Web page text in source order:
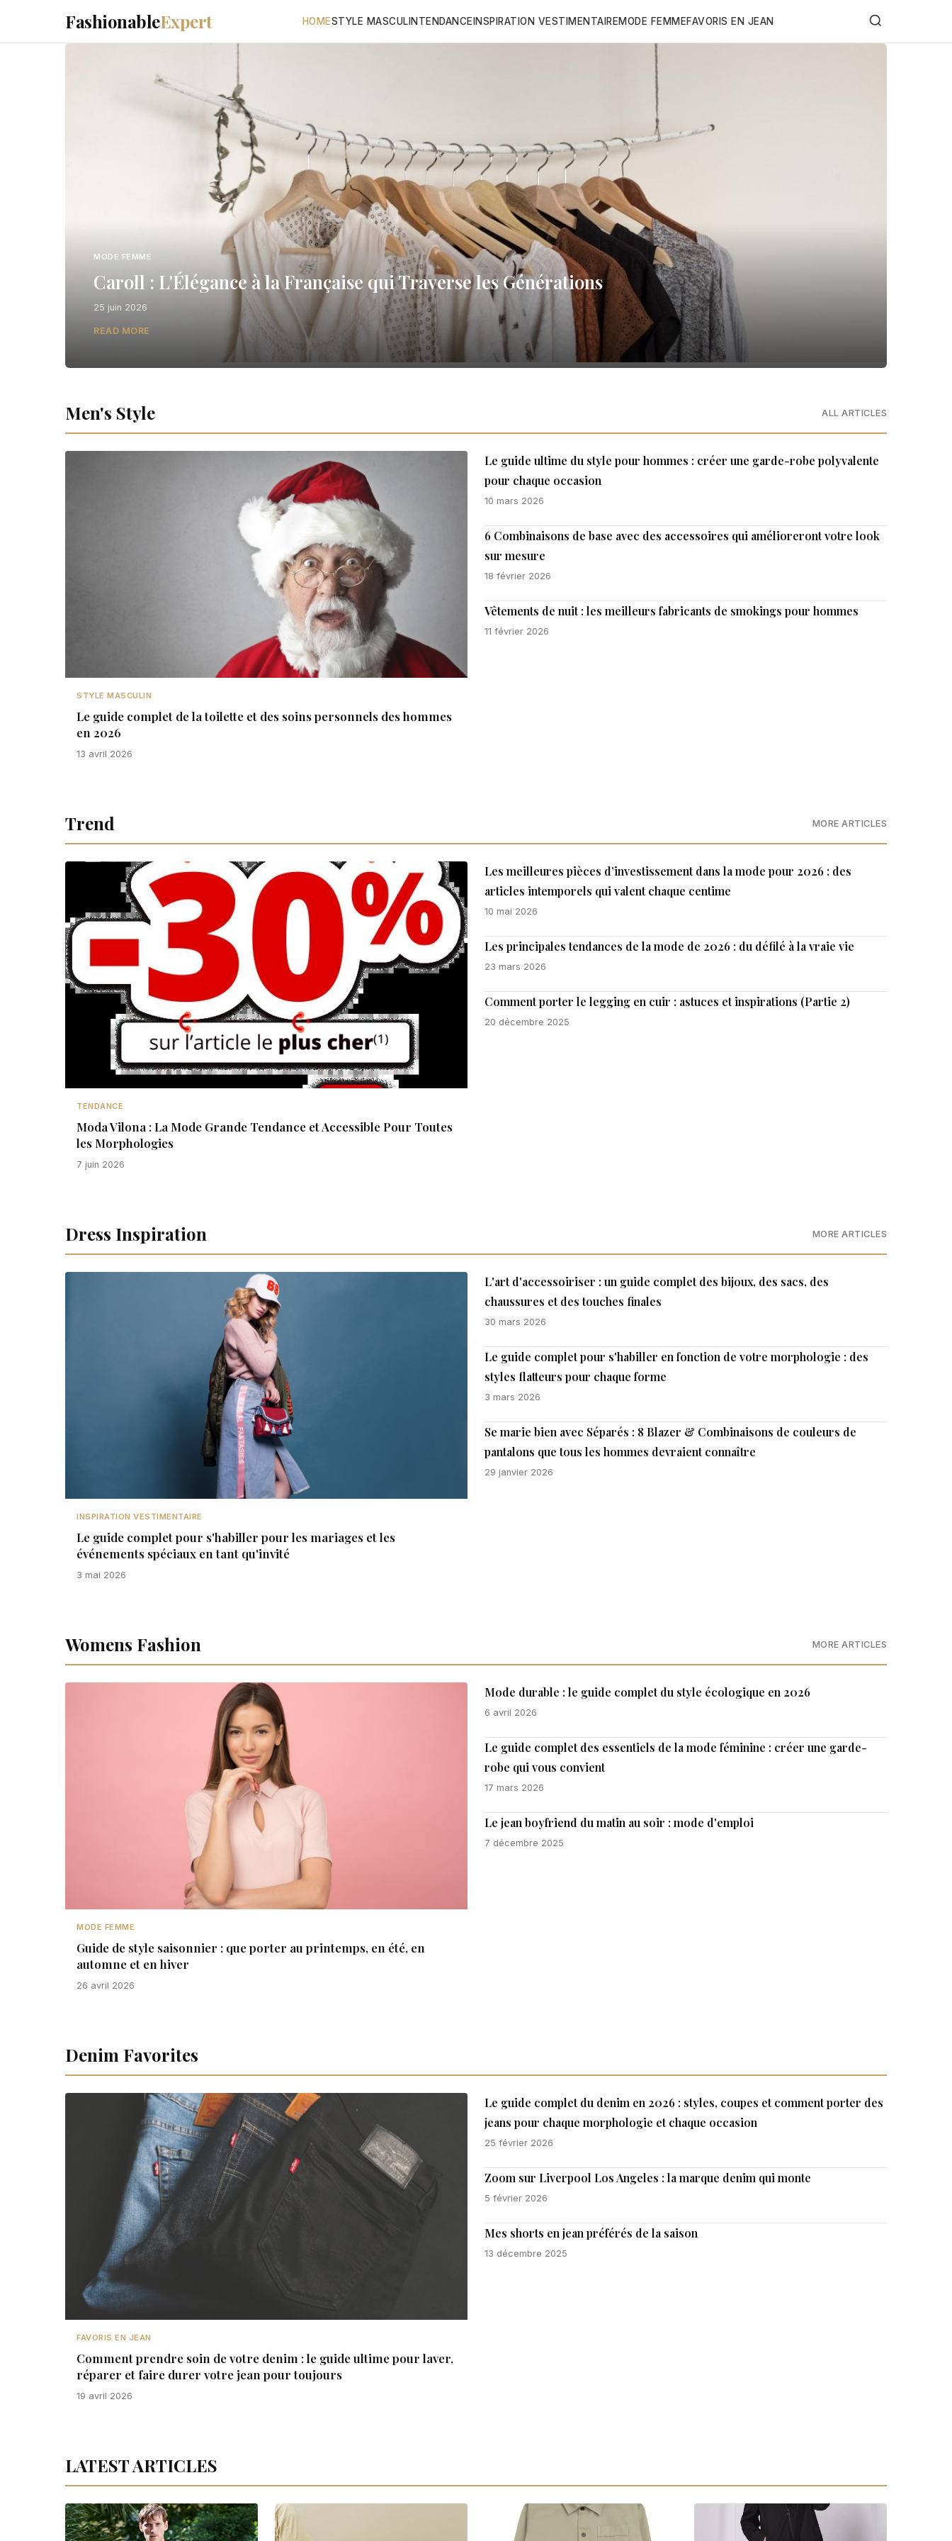
FashionableExpert HOMESTYLE MASCULINTENDANCEINSPIRATION VESTIMENTAIREMODE FEMMEFAVORIS EN JEAN
MODE FEMME
Caroll : L'Élégance à la Française qui Traverse les Générations
25 juin 2026
READ MORE
Men's Style ALL ARTICLES
STYLE MASCULIN
Le guide complet de la toilette et des soins personnels des hommes
en 2026
13 avril 2026
Le guide ultime du style pour hommes : créer une garde-robe polyvalente
pour chaque occasion
10 mars 2026
6 Combinaisons de base avec des accessoires qui amélioreront votre look
sur mesure
18 février 2026
Vêtements de nuit : les meilleurs fabricants de smokings pour hommes
11 février 2026
Trend MORE ARTICLES
TENDANCE
Moda Vilona : La Mode Grande Tendance et Accessible Pour Toutes
les Morphologies
7 juin 2026
Les meilleures pièces d’investissement dans la mode pour 2026 : des
articles intemporels qui valent chaque centime
10 mai 2026
Les principales tendances de la mode de 2026 : du défilé à la vraie vie
23 mars 2026
Comment porter le legging en cuir : astuces et inspirations (Partie 2)
20 décembre 2025
Dress Inspiration MORE ARTICLES
INSPIRATION VESTIMENTAIRE
Le guide complet pour s'habiller pour les mariages et les
événements spéciaux en tant qu'invité
3 mai 2026
L'art d'accessoiriser : un guide complet des bijoux, des sacs, des
chaussures et des touches finales
30 mars 2026
Le guide complet pour s'habiller en fonction de votre morphologie : des
styles flatteurs pour chaque forme
3 mars 2026
Se marie bien avec Séparés : 8 Blazer & Combinaisons de couleurs de
pantalons que tous les hommes devraient connaître
29 janvier 2026
Womens Fashion MORE ARTICLES
MODE FEMME
Guide de style saisonnier : que porter au printemps, en été, en
automne et en hiver
26 avril 2026
Mode durable : le guide complet du style écologique en 2026
6 avril 2026
Le guide complet des essentiels de la mode féminine : créer une garde-
robe qui vous convient
17 mars 2026
Le jean boyfriend du matin au soir : mode d'emploi
7 décembre 2025
Denim Favorites
FAVORIS EN JEAN
Comment prendre soin de votre denim : le guide ultime pour laver,
réparer et faire durer votre jean pour toujours
19 avril 2026
Le guide complet du denim en 2026 : styles, coupes et comment porter des
jeans pour chaque morphologie et chaque occasion
25 février 2026
Zoom sur Liverpool Los Angeles : la marque denim qui monte
5 février 2026
Mes shorts en jean préférés de la saison
13 décembre 2025
LATEST ARTICLES